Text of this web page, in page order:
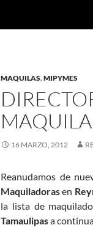
MAQUILAS,MIPYMES
16 MARZO, 2012
Reanudamos de
Maquiladorasen
la lista de
Tamaulipasa